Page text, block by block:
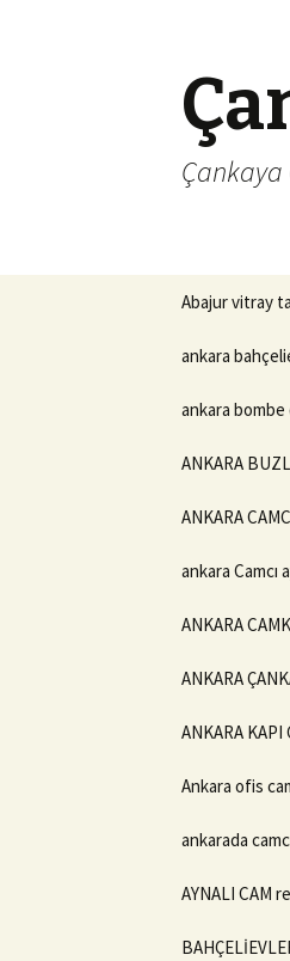
Çankaya
İçeriğe
Abajur vitray
ankara
ankara bombe
ANKARA
ANKARA
ankara Camcı
ANKARA
ANKARA
ANKARA KAPI
Ankara ofis
ankarada
AYNALI CAM